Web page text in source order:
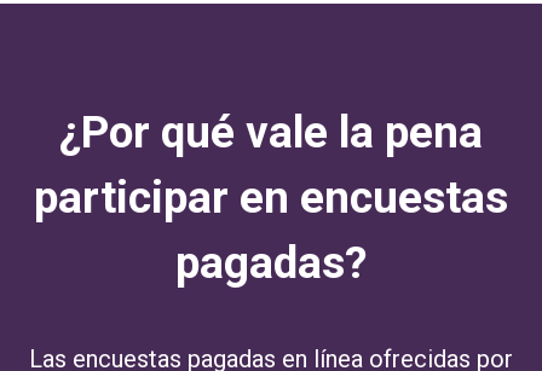
¿Por qué vale la pena
participar en encuestas
pagadas?
Las encuestas pagadas en línea ofrecidas por